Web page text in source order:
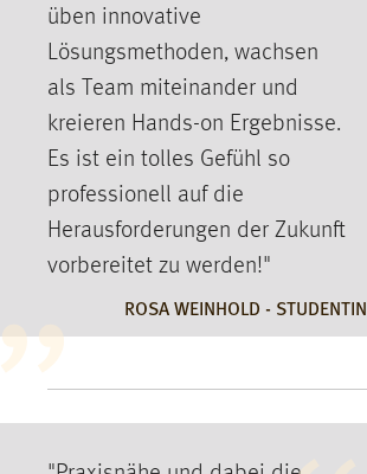
üben innovative
Lösungsmethoden, wachsen
als Team miteinander und
kreieren Hands-on Ergebnisse.
Es ist ein tolles Gefühl so
professionell auf die
Herausforderungen der Zukunft
vorbereitet zu werden!"
ROSA WEINHOLD - STUDENTIN
Google Ads
Name:
_gcl_au
Anbieter:
Google Ireland Limited
Zweck:
Conversion-Tracking
Cookie Laufzeit:
Facebook Pixel
_fbp